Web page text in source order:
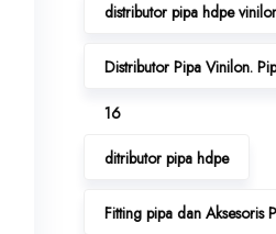
distributor pipa hdpe
Distributor Pipa Vinilon.
16
ditributor pipa hdpe
Fitting pipa dan Aksesoris